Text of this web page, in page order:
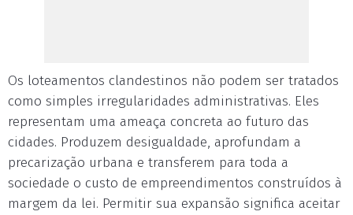
Os loteamentos clandestinos não podem ser tratados
como simples irregularidades administrativas. Eles
representam uma ameaça concreta ao futuro das
cidades. Produzem desigualdade, aprofundam a
precarização urbana e transferem para toda a
sociedade o custo de empreendimentos construídos à
margem da lei. Permitir sua expansão significa aceitar